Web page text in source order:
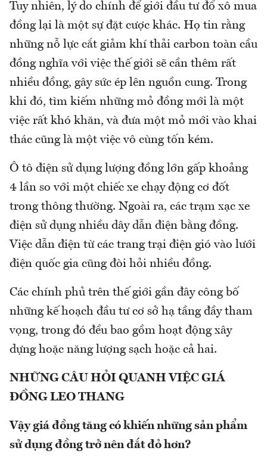
Tuy nhiên, lý do chính để giới đầu tư đổ xô mua
đồng lại là một sự đặt cược khác. Họ tin rằng
những nỗ lực cắt giảm khí thải carbon toàn cầu
đồng nghĩa với việc thế giới sẽ cần thêm rất
nhiều đồng, gây sức ép lên nguồn cung. Trong
khi đó, tìm kiếm những mỏ đồng mới là một
việc rất khó khăn, và đưa một mỏ mới vào khai
thác cũng là một việc vô cùng tốn kém.
Ô tô điện sử dụng lượng đồng lớn gấp khoảng
4 lần so với một chiếc xe chạy động cơ đốt
trong thông thường. Ngoài ra, các trạm xạc xe
điện sử dụng nhiều dây dẫn điện bằng đồng.
Việc dẫn điện từ các trang trại điện gió vào lưới
điện quốc gia cũng đòi hỏi nhiều đồng.
Các chính phủ trên thế giới gần đây công bố
những kế hoạch đầu tư cơ sở hạ tầng đầy tham
vọng, trong đó đều bao gồm hoạt động xây
dựng hoặc năng lượng sạch hoặc cả hai.
NHỮNG CÂU HỎI QUANH VIỆC GIÁ
ĐỒNG LEO THANG
Vậy giá đồng tăng có khiến những sản phẩm
sử dụng đồng trở nên đắt đỏ hơn?